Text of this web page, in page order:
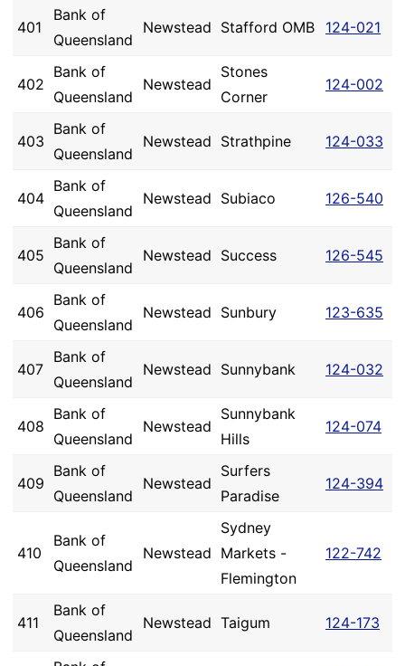
401
Bank of
Queensland
Newstead Stafford OMB 124-021
402
Bank of
Queensland
Newstead
Stones
Corner
124-002
403
Bank of
Queensland
Newstead Strathpine 124-033
404
Bank of
Queensland
Newstead Subiaco 126-540
405
Bank of
Queensland
Newstead Success 126-545
406
Bank of
Queensland
Newstead Sunbury 123-635
407
Bank of
Queensland
Newstead Sunnybank 124-032
408
Bank of
Queensland
Newstead
Sunnybank
Hills
124-074
409
Bank of
Queensland
Newstead
Surfers
Paradise
124-394
410
Bank of
Queensland
Newstead
Sydney
Markets -
Flemington
122-742
411
Bank of
Queensland
Newstead Taigum 124-173